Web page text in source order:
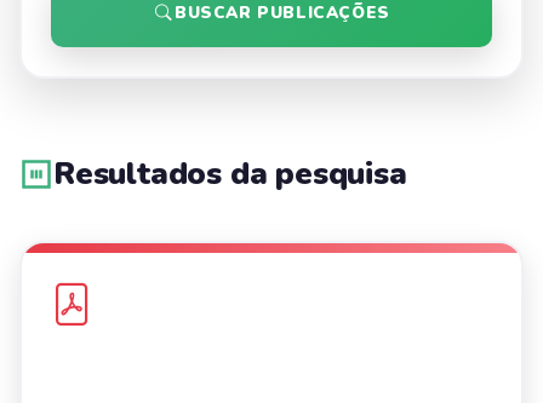
BUSCAR PUBLICAÇÕES
Resultados da pesquisa